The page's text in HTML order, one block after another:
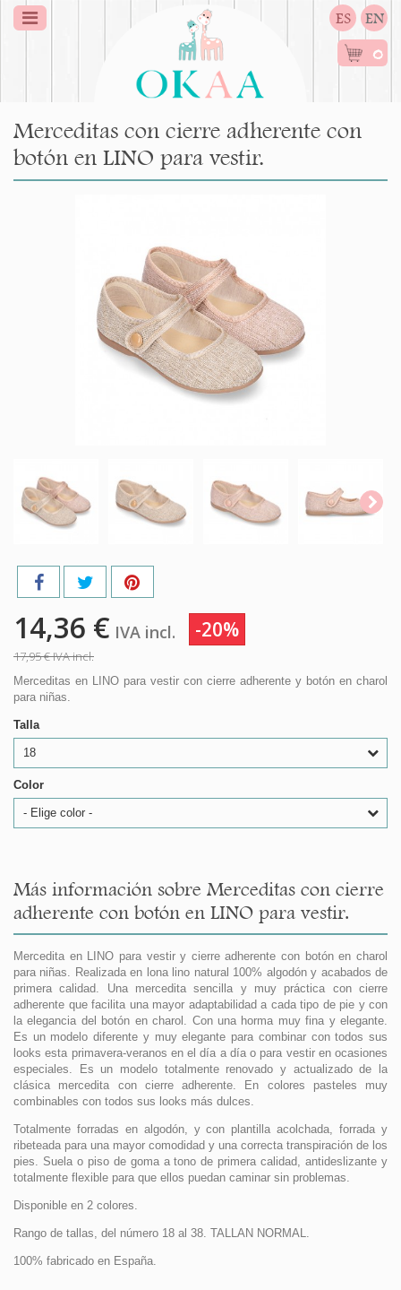
ES EN
0
Merceditas con cierre adherente con
botón en LINO para vestir.
14,36 € IVA incl. -20%
17,95 €IVA incl.
Merceditas en LINO para vestir con cierre adherente y botón en charol
para niñas.
Talla
18
Color
- Elige color -
Más información sobre Merceditas con cierre
adherente con botón en LINO para vestir.
Mercedita en LINO para vestir y cierre adherente con botón en charol
para niñas. Realizada en lona lino natural 100% algodón y acabados de
primera calidad. Una mercedita sencilla y muy práctica con cierre
adherente que facilita una mayor adaptabilidad a cada tipo de pie y con
la elegancia del botón en charol. Con una horma muy fina y elegante.
Es un modelo diferente y muy elegante para combinar con todos sus
looks esta primavera-veranos en el día a día o para vestir en ocasiones
especiales. Es un modelo totalmente renovado y actualizado de la
clásica mercedita con cierre adherente. En colores pasteles muy
combinables con todos sus looks más dulces.
Totalmente forradas en algodón, y con plantilla acolchada, forrada y
ribeteada para una mayor comodidad y una correcta transpiración de los
pies. Suela o piso de goma a tono de primera calidad, antideslizante y
totalmente flexible para que ellos puedan caminar sin problemas.
Disponible en 2 colores.
Rango de tallas, del número 18 al 38. TALLAN NORMAL.
100% fabricado en España.